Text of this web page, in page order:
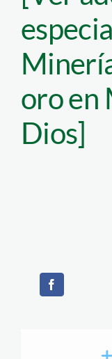
oro en
Dios]